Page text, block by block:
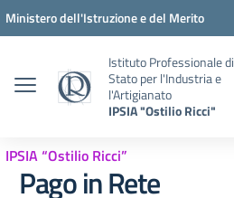
Vai ai contenuti
Vai al menu di navigazione
Vai al footer
Ministero dell'Istruzione e del Merito
Istituto Professionale di
Stato per l'Industria e
l'Artigianato
IPSIA "Ostilio Ricci"
IPSIA “Ostilio Ricci”
Pago in Rete